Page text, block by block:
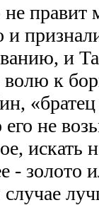
правит
и
и
волю к
его не
искать
- золото